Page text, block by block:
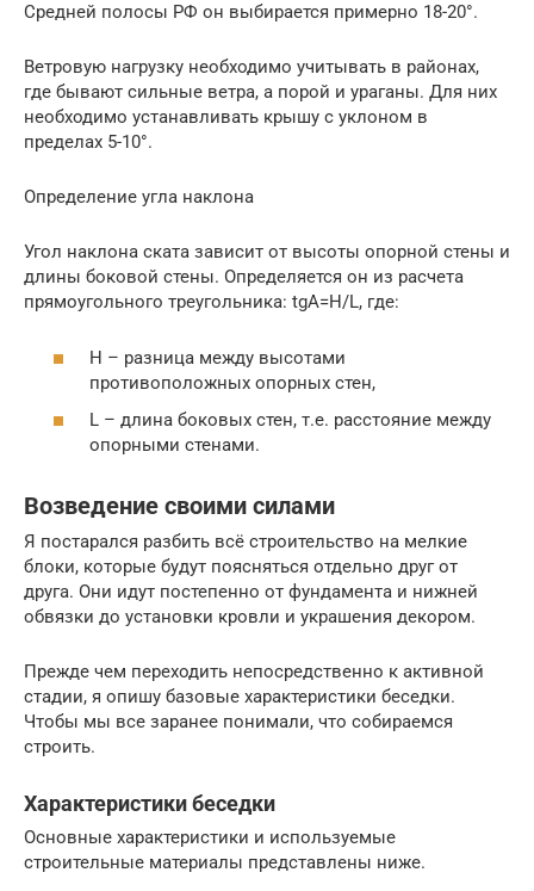
Средней полосы РФ он выбирается примерно 18-20°.
Ветровую нагрузку необходимо учитывать в районах,
где бывают сильные ветра, а порой и ураганы. Для них
необходимо устанавливать крышу с уклоном в
пределах 5-10°.
Определение угла наклона
Угол наклона ската зависит от высоты опорной стены и
длины боковой стены. Определяется он из расчета
прямоугольного треугольника: tgA=Н/L, где:
Н – разница между высотами
противоположных опорных стен,
L – длина боковых стен, т.е. расстояние между
опорными стенами.
Возведение своими силами
Я постарался разбить всё строительство на мелкие
блоки, которые будут поясняться отдельно друг от
друга. Они идут постепенно от фундамента и нижней
обвязки до установки кровли и украшения декором.
Прежде чем переходить непосредственно к активной
стадии, я опишу базовые характеристики беседки.
Чтобы мы все заранее понимали, что собираемся
строить.
Характеристики беседки
Основные характеристики и используемые
строительные материалы представлены ниже.